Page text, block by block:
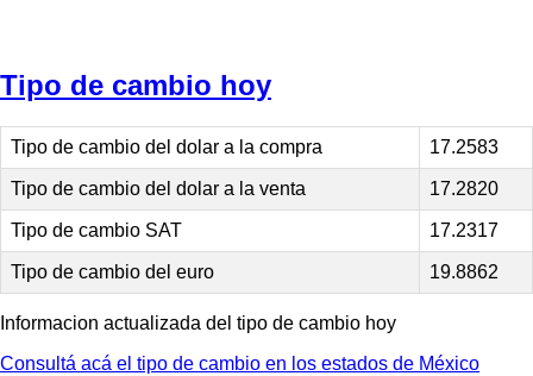
Tipo de cambio hoy
Tipo de cambio del dolar a la compra 17.2583
Tipo de cambio del dolar a la venta 17.2820
Tipo de cambio SAT 17.2317
Tipo de cambio del euro 19.8862
Informacion actualizada del tipo de cambio hoy
Consultá acá el tipo de cambio en los estados de México